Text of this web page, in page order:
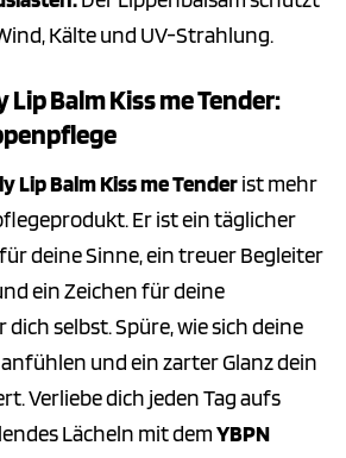
Kälte und UV-Strahlung.
Balm Kiss me Tender:
Lip Balm Kiss me Tenderist mehr
Er ist ein täglicher
deine Sinne, ein treuer Begleiter
ein Zeichen für deine
selbst. Spüre, wie sich deine
und ein zarter Glanz dein
Verliebe dich jeden Tag aufs
Lächeln mit demYBPN